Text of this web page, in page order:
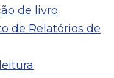
de livro
de Relatórios de